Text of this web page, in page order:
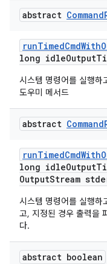
abstract Command
runTimedCmdWith
long idleOutput
시스템 명령어를 실행하
도우미 메서드
abstract Command
runTimedCmdWith
long idleOutput
OutputStream
시스템 명령어를 실행하
고, 지정된 경우 출력을
다.
abstract boolean